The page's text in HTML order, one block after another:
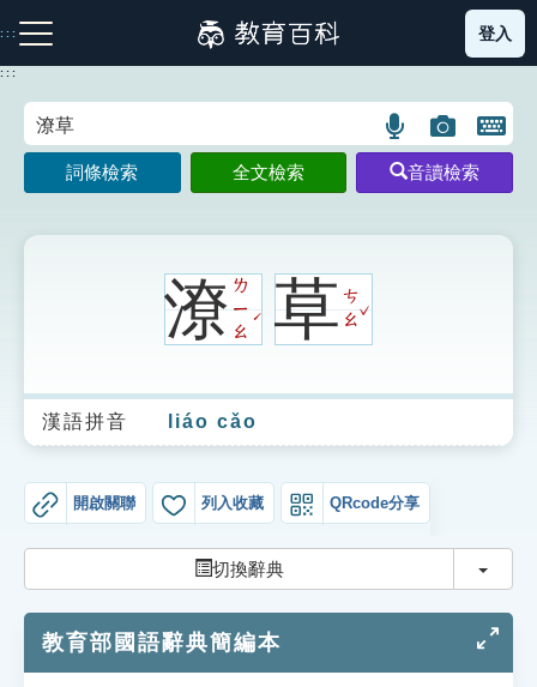
到
主
:::
注音索引圖示 筆畫索引圖示 部首索引表圖示
生字詞彙表
成語故事
索引選單
單字索引
登入
:::
語
言
搜
圖
片
搜
開
鍵
圖
詞條檢索 全文檢索 音讀檢索
潦ㄌ
ㄧ
ㄠ
ˊ 草ㄘ
ㄠ
ˇ
漢語拼音 liáo cǎo
開啟關聯 列入收藏 QRcode分享
切換辭典 切換
教育部國語辭典簡編本